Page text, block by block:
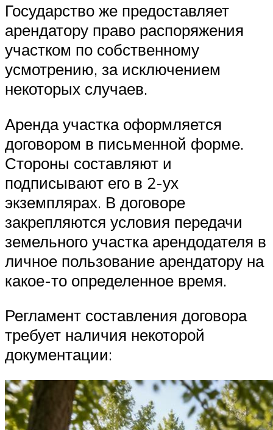
Государство же предоставляет
арендатору право распоряжения
участком по собственному
усмотрению, за исключением
некоторых случаев.
Аренда участка оформляется
договором в письменной форме.
Стороны составляют и
подписывают его в 2-ух
экземплярах. В договоре
закрепляются условия передачи
земельного участка арендодателя в
личное пользование арендатору на
какое-то определенное время.
Регламент составления договора
требует наличия некоторой
документации: